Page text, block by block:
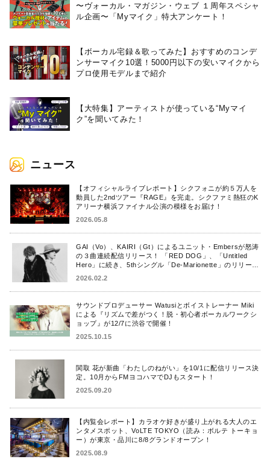
〜ヴォーカル・マガジン・ウェブ １周年スペシャ
ル企画〜「Myマイク」特大アンケート！
【ボーカル宅録＆歌ってみた】おすすめのコンデ
ンサーマイク10選！5000円以下の安いマイクから
プロ使用モデルまで紹介
【大特集】アーティストが使っている“Myマイ
ク”を聞いてみた！
ニュース
【オフィシャルライブレポート】シクフォニが約５万人を
動員した2ndツアー『RAGE』を完走。シクファミ熱狂のK
アリーナ横浜ファイナル公演の模様をお届け！
2026.05.8
GAI（Vo）、KAIRI（Gt）によるユニット・Embersが怒涛
の３曲連続配信リリース！ 「RED DOG」、「Untitled
Hero」に続き、5thシングル「De-Marionette」のリリース
2026.02.2
サウンドプロデューサー Watusiとボイストレーナー Miki
による『リズムで差がつく！脱・初心者ボーカルワークシ
ョップ』が12/7に渋谷で開催！
2025.10.15
関取 花が新曲「わたしのねがい」を10/1に配信リリース決
定。10月からFMヨコハマでDJもスタート！
2025.09.20
【内覧会レポート】カラオケ好きが盛り上がれる大人のエ
ンタメスポット、VoLTE TOKYO（読み：ボルテ トーキョ
ー）が東京・品川に8/8グランドオープン！
2025.08.9